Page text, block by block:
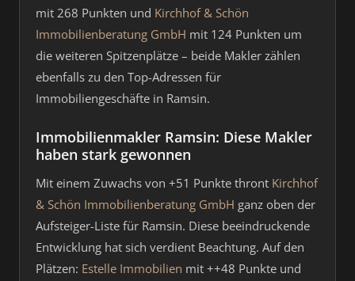
mit 268 Punkten und Kirchhof & Schön
Immobilienberatung GmbH mit 124 Punkten um
die weiteren Spitzenplätze – beide Makler zählen
ebenfalls zu den Top-Adressen für
Immobiliengeschäfte in Ramsin.
Immobilienmakler Ramsin: Diese Makler
haben stark gewonnen
Mit einem Zuwachs von +51 Punkte thront Kirchhof
& Schön Immobilienberatung GmbH ganz oben der
Aufsteiger-Liste für Ramsin. Diese beeindruckende
Entwicklung hat sich verdient Beachtung. Auf den
Plätzen: Estelle Immobilien mit ++48 Punkte und